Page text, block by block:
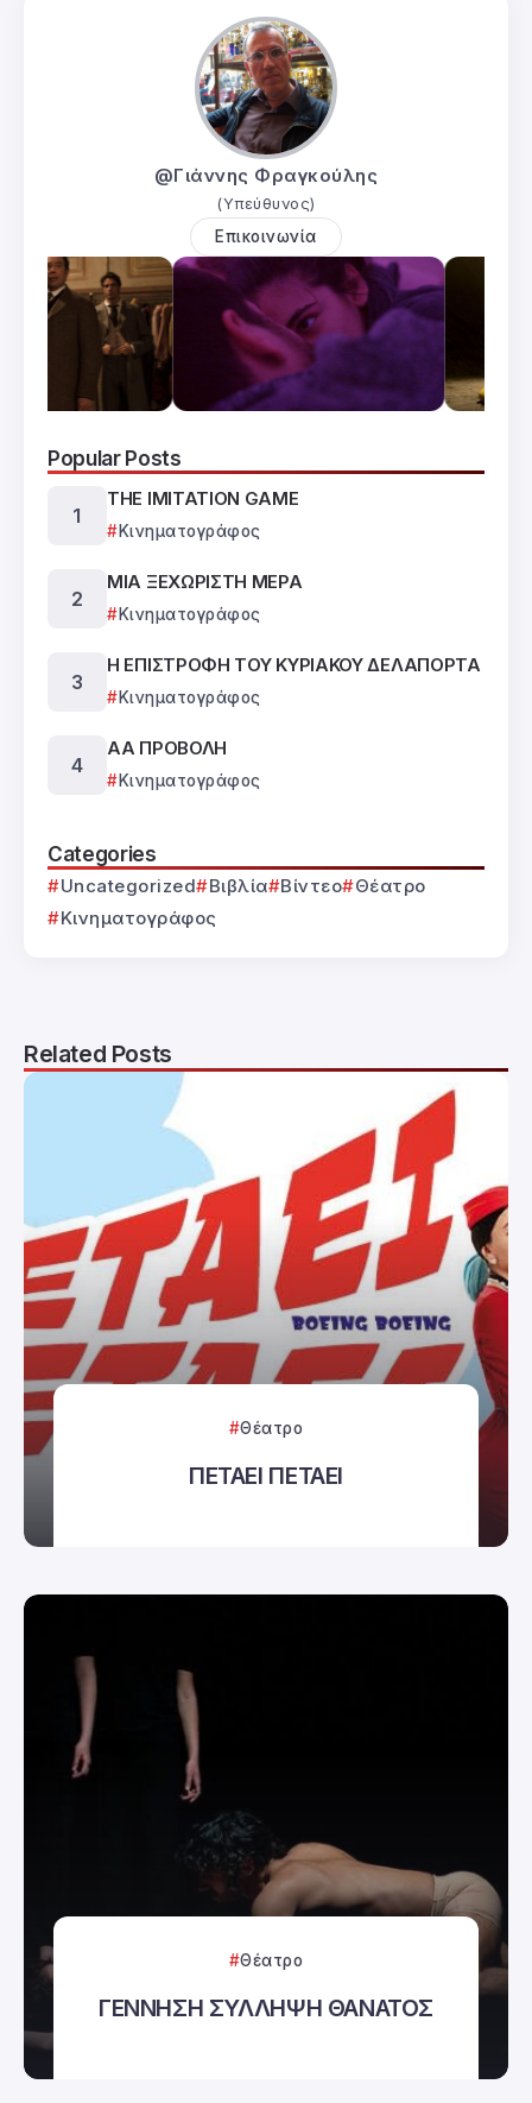
@Γιάννης Φραγκούλης
(Υπεύθυνος)
Επικοινωνία
Popular Posts
THE IMITATION GAME
Κινηματογράφος
ΜΙΑ ΞΕΧΩΡΙΣΤΗ ΜΕΡΑ
Κινηματογράφος
Η ΕΠΙΣΤΡΟΦΗ ΤΟΥ ΚΥΡΙΑΚΟΥ ΔΕΛΑΠΟΡΤΑ
Κινηματογράφος
ΑΑ ΠΡΟΒΟΛΗ
Κινηματογράφος
Categories
Uncategorized Βιβλία Βίντεο
Θέατρο
Κινηματογράφος
Related Posts
Θέατρο
ΠΕΤΑΕΙ ΠΕΤΑΕΙ
Θέατρο
ΓΕΝΝΗΣΗ ΣΥΛΛΗΨΗ ΘΑΝΑΤΟΣ